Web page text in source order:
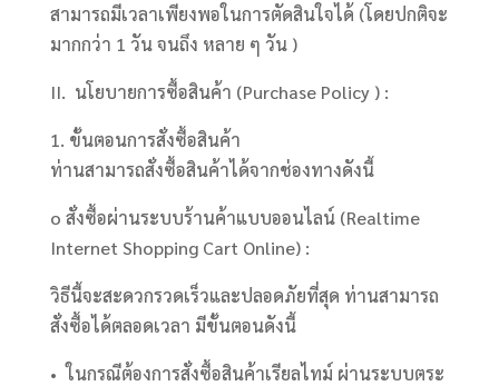
สามารถมีเวลาเพียงพอในการตัดสินใจได้ (โดยปกติจะ
มากกว่า 1 วัน จนถึง หลาย ๆ วัน )
II. นโยบายการซื้อสินค้า (Purchase Policy ) :
1. ขั้นตอนการสั่งซื้อสินค้า
ท่านสามารถสั่งซื้อสินค้าได้จากช่องทางดังนี้
o สั่งซื้อผ่านระบบร้านค้าแบบออนไลน์ (Realtime
Internet Shopping Cart Online) :
วิธีนี้จะสะดวกรวดเร็วและปลอดภัยที่สุด ท่านสามารถ
สั่งซื้อได้ตลอดเวลา มีขั้นตอนดังนี้
• ในกรณีต้องการสั่งซื้อสินค้าเรียลไทม์ ผ่านระบบตระ